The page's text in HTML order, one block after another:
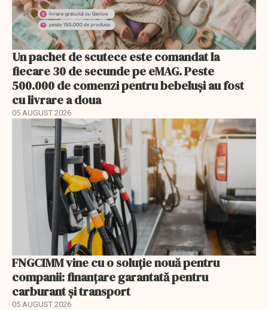
Un pachet de scutece este comandat la
fiecare 30 de secunde pe eMAG. Peste
500.000 de comenzi pentru bebeluși au fost
cu livrare a doua
05 AUGUST 2026
FNGCIMM vine cu o soluție nouă pentru
companii: finanțare garantată pentru
carburant și transport
05 AUGUST 2026